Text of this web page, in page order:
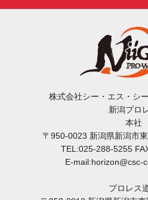
株式会社シー・エス・シ
新潟プロ
本社
〒950-0023 新潟県新潟市
TEL:025-288-5255
E-mail:horizon@csc-
プロレス